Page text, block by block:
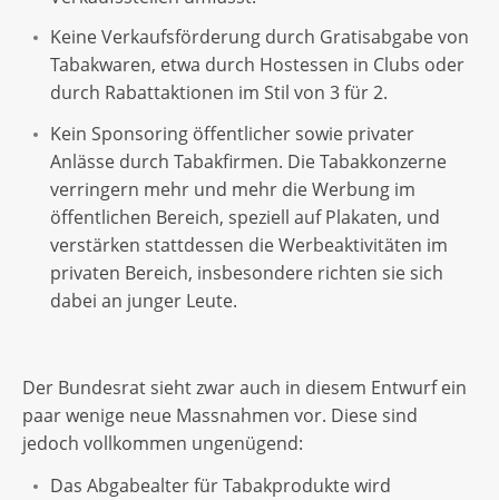
Keine Verkaufsförderung durch Gratisabgabe von
Tabakwaren, etwa durch Hostessen in Clubs oder
durch Rabattaktionen im Stil von 3 für 2.
Kein Sponsoring öffentlicher sowie privater
Anlässe durch Tabakfirmen. Die Tabakkonzerne
verringern mehr und mehr die Werbung im
öffentlichen Bereich, speziell auf Plakaten, und
verstärken stattdessen die Werbeaktivitäten im
privaten Bereich, insbesondere richten sie sich
dabei an junger Leute.
Der Bundesrat sieht zwar auch in diesem Entwurf ein
paar wenige neue Massnahmen vor. Diese sind
jedoch vollkommen ungenügend:
Das Abgabealter für Tabakprodukte wird